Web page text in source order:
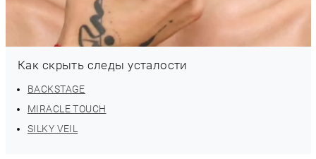
Как скрыть следы усталости
BACKSTAGE
MIRACLE TOUCH
SILKY VEIL